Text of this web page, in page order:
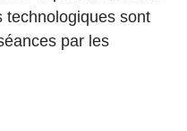
technologiques sont
par les